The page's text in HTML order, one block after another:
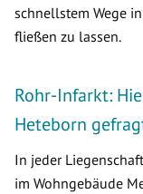
schnellstem Wege
fließen zu lassen.
Rohr-Infarkt:
Heteborn
In jeder
im Wohngebäude